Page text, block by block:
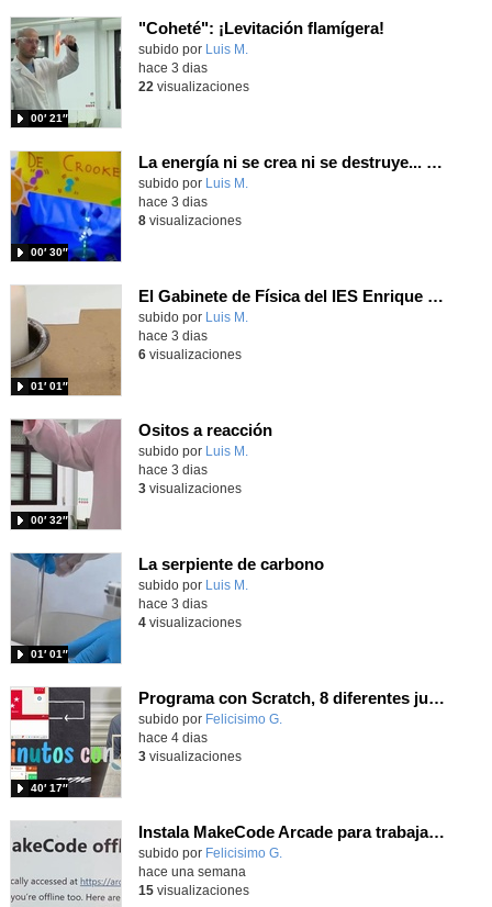
"Coheté": ¡Levitación flamígera!
Contenido educativo.
subido por Luis M.
00′ 21″
hace 3 dias
22 visualizaciones
La energía ni se crea ni se destruye... ¡se experimenta! El Tierno en la Feria Madrid es Ciencia 2026
Contenido educativo.
subido por Luis M.
00′ 30″
hace 3 dias
8visualizaciones
El Gabinete de Física del IES Enrique Tierno Galván de Parla (Curso 25-26)
Contenido educativo.
subido por Luis M.
01′ 01″
hace 3 dias
6visualizaciones
Ositos a reacción
Contenido educativo.
subido por Luis M.
00′ 32″
hace 3 dias
3visualizaciones
La serpiente de carbono
Contenido educativo.
subido por Luis M.
01′ 01″
hace 3 dias
4visualizaciones
Programa con Scratch, 8 diferentes juegos para vivir la emoción de los partidos de España en el mundial 2026
Contenido educativo.
subido por Felicisimo G.
40′ 17″
hace 4 dias
3visualizaciones
Instala MakeCode Arcade para trabajar offline en tu tablet, ordenador, Chromebook
Contenido educativo.
subido por Felicisimo G.
hace una semana
15visualizaciones